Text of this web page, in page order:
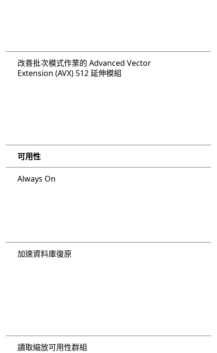
改善批次模式作業的 Advanced Vector
Extension (AVX) 512 延伸模組
可用性
Always On
加速資料庫復原
讀取縮放可用性群組